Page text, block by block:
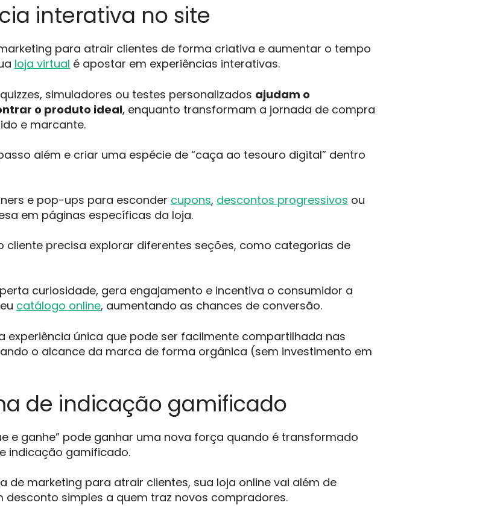
interativa no site
para atrair clientes de forma criativa e aumentar o tempo
loja virtual é apostar em experiências interativas.
simuladores ou testes personalizados ajudam o
o produto ideal, enquanto transformam a jornada de compra
e marcante.
além e criar uma espécie de “caça ao tesouro digital” dentro
e pop-ups para esconder cupons, descontos progressivos ou
em páginas específicas da loja.
cliente precisa explorar diferentes seções, como categorias de
curiosidade, gera engajamento e incentiva o consumidor a
catálogo online, aumentando as chances de conversão.
experiência única que pode ser facilmente compartilhada nas
o alcance da marca de forma orgânica (sem investimento em
de indicação gamificado
e ganhe” pode ganhar uma nova força quando é transformado
indicação gamificado.
de marketing para atrair clientes, sua loja online vai além de
desconto simples a quem traz novos compradores.